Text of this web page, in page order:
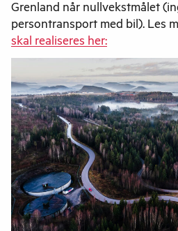
Grenland når nullvekstmålet
persontransport med bil). Les
skal realiseres her: